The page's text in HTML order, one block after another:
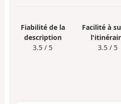
Fiabilité de la
description
3.5 / 5
Facilité à
3.5 / 5